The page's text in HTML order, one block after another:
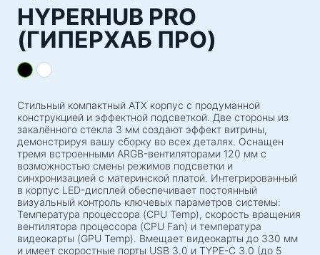
Игровая серия
Игровые рули
Игровые кресла
Игровые колонки
Игровые ковры
Игровые клавиатуры
Игровые гарнитуры
Геймпады
Игровые мыши
Игровые стрим микрофоны
HYPERHUB PRO
(ГИПЕРХАБ ПРО)
Стильный компактный ATX корпус с продуманной
конструкцией и эффектной подсветкой. Две стороны из
закалённого стекла 3 мм создают эффект витрины,
демонстрируя вашу сборку во всех деталях. Оснащен
тремя встроенными ARGB-вентиляторами 120 мм с
возможностью смены режимов подсветки и
синхронизацией с материнской платой. Интегрированный
в корпус LED-дисплей обеспечивает постоянный
визуальный контроль ключевых параметров системы:
Температура процессора (CPU Temp), скорость вращения
вентилятора процессора (CPU Fan) и температура
видеокарты (GPU Temp). Вмещает видеокарты до 330 мм
и имеет скоростные порты USB 3.0 и TYPE-C 3.0 (до 5